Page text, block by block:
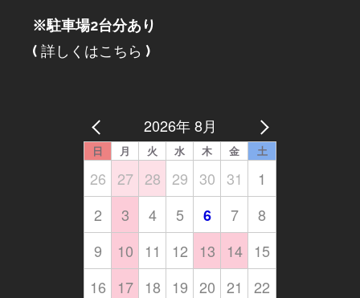
※駐車場2台分あり
( 詳しくはこちら )
2026年 8月
日 月 火 水 木 金 土
26 27 28 29 30 31
1
2
3 4 5 6 7
8
9
10 11 12 13 14
15
16
17 18 19 20 21
22